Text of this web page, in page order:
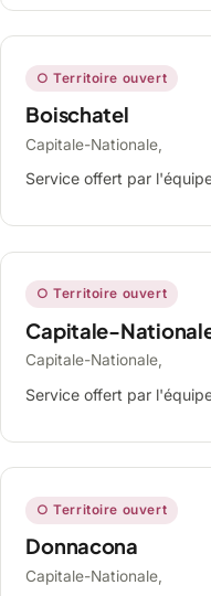
○ Territoire ouvert
Boischatel
Capitale-Nationale,
Service offert par
○ Territoire ouvert
Capitale-
Capitale-Nationale,
Service offert par
○ Territoire ouvert
Donnacona
Capitale-Nationale,